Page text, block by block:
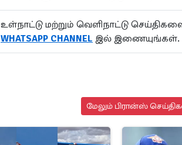
உள்நாட்டு மற்றும் வெளிநாட்டு
WHATSAPP CHANNEL இல் இணையுங்கள்.
மேலும் பிரான்ஸ்